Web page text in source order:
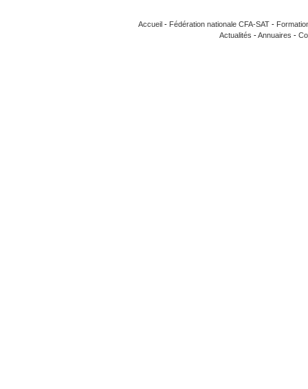
Accueil - Fédération nationale CFA-SAT -
Actualités -Annuaires -